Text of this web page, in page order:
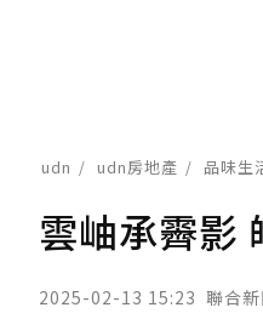
udn udn房地產 品味生
雲岫承霽影
2025-02-13 15:23 聯合